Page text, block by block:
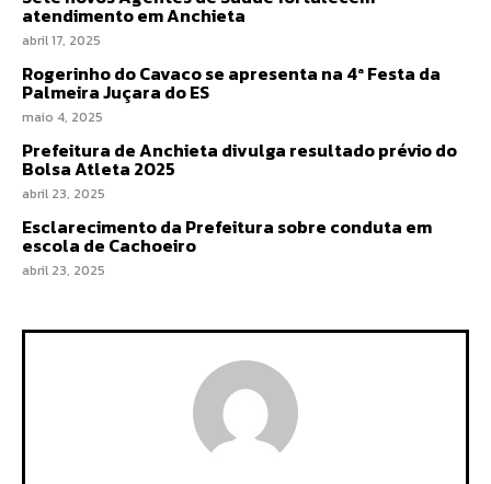
atendimento em Anchieta
abril 17, 2025
Rogerinho do Cavaco se apresenta na 4ª Festa da
Palmeira Juçara do ES
maio 4, 2025
Prefeitura de Anchieta divulga resultado prévio do
Bolsa Atleta 2025
abril 23, 2025
Esclarecimento da Prefeitura sobre conduta em
escola de Cachoeiro
abril 23, 2025